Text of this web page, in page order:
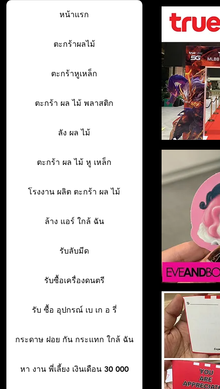
หน้าแรก
ตะกร้าผลไม้
ตะกร้าหูเหล็ก
ตะกร้า ผล ไม้ พลาสติก
ลัง ผล ไม้
ตะกร้า ผล ไม้ หู เหล็ก
โรงงาน ผลิต ตะกร้า ผล ไม้
ล้าง แอร์ ใกล้ ฉัน
รับลับมีด
รับซื้อเครื่องดนตรี
รับ ซื้อ อุปกรณ์ เบ เก อ รี่
กระดาษ ฝอย กัน กระแทก ใกล้ ฉัน
หา งาน พี่เลี้ยง เงินเดือน 30 000